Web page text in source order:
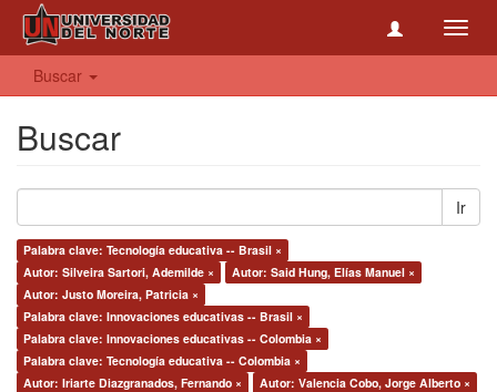
Buscar
Buscar
Ir
Palabra clave: Tecnología educativa -- Brasil ×
Autor: Silveira Sartori, Ademilde ×
Autor: Said Hung, Elías Manuel ×
Autor: Justo Moreira, Patricia ×
Palabra clave: Innovaciones educativas -- Brasil ×
Palabra clave: Innovaciones educativas -- Colombia ×
Palabra clave: Tecnología educativa -- Colombia ×
Autor: Iriarte Diazgranados, Fernando ×
Autor: Valencia Cobo, Jorge Alberto ×